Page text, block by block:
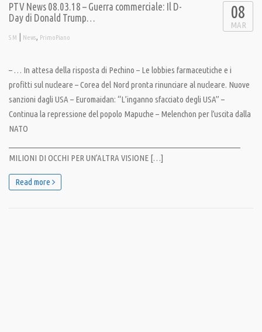
PTV News 08.03.18 – Guerra commerciale: Il D-
Day di Donald Trump…
S M | News, PrimoPiano
08
MAR
– … In attesa della risposta di Pechino – Le lobbies farmaceutiche e i
profitti sul nucleare – Corea del Nord pronta rinunciare al nucleare. Nuove
sanzioni dagli USA – Euromaidan: “L’inganno sfacciato degli USA” –
Continua la repressione del popolo Mapuche – Melenchon per l’uscita dalla
NATO
MILIONI DI OCCHI PER UN’ALTRA VISIONE […]
Read more